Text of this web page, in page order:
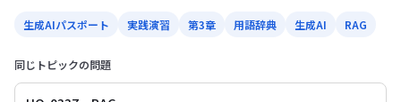
生成AIパスポート 実践演習 第3章 用語辞典 生成AI RAG
同じトピックの問題